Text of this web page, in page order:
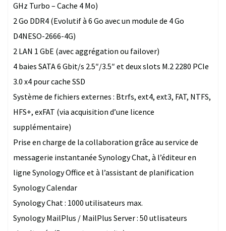
GHz Turbo – Cache 4 Mo)
2 Go DDR4 (Evolutif à 6 Go avec un module de 4 Go
D4NESO-2666-4G)
2 LAN 1 GbE (avec aggrégation ou failover)
4 baies SATA 6 Gbit/s 2.5″/3.5″ et deux slots M.2 2280 PCIe
3.0 x4 pour cache SSD
Système de fichiers externes : Btrfs, ext4, ext3, FAT, NTFS,
HFS+, exFAT (via acquisition d’une licence
supplémentaire)
Prise en charge de la collaboration grâce au service de
messagerie instantanée Synology Chat, à l’éditeur en
ligne Synology Office et à l’assistant de planification
Synology Calendar
Synology Chat : 1000 utilisateurs max.
Synology MailPlus / MailPlus Server : 50 utlisateurs